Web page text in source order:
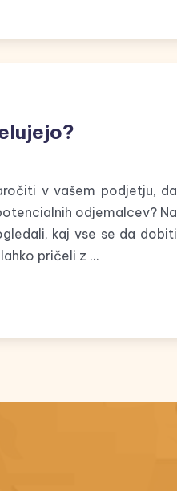
v vašem podjetju, da
odjemalcev? Na
kaj vse se da dobiti
pričeli z …